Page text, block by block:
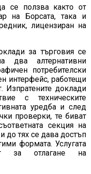
се ползва както от
на Борсата, така и
лицензиран на
за търговия се
два алтернативни
потребителски
интерфейс, работещи
Изпратените доклади
с техническите
уредба и след
проверки, те биват
секция на
до тях се дава достъп
формата. Услугата
за отлагане на